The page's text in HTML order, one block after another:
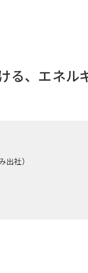
る、エネル
社）